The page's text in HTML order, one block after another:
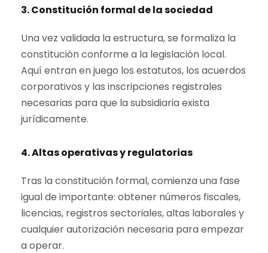
3. Constitución formal de la sociedad
Una vez validada la estructura, se formaliza la
constitución conforme a la legislación local.
Aquí entran en juego los estatutos, los acuerdos
corporativos y las inscripciones registrales
necesarias para que la subsidiaria exista
jurídicamente.
4. Altas operativas y regulatorias
Tras la constitución formal, comienza una fase
igual de importante: obtener números fiscales,
licencias, registros sectoriales, altas laborales y
cualquier autorización necesaria para empezar
a operar.